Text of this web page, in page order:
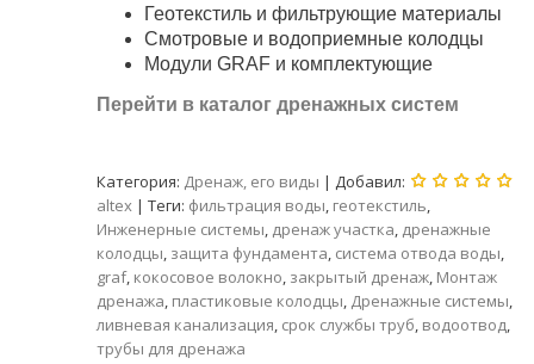
Геотекстиль и фильтрующие материалы
Смотровые и водоприемные колодцы
Модули GRAF и комплектующие
Перейти в каталог дренажных систем
Категория: Дренаж, его виды | Добавил:
altex | Теги: фильтрация воды, геотекстиль,
Инженерные системы, дренаж участка, дренажные
колодцы, защита фундамента, система отвода воды,
graf, кокосовое волокно, закрытый дренаж, Монтаж
дренажа, пластиковые колодцы, Дренажные системы,
ливневая канализация, срок службы труб, водоотвод,
трубы для дренажа